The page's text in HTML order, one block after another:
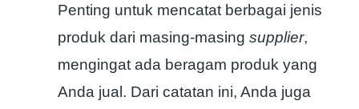
Penting untuk mencatat berbagai jenis
produk dari masing-masing supplier,
mengingat ada beragam produk yang
Anda jual. Dari catatan ini, Anda juga